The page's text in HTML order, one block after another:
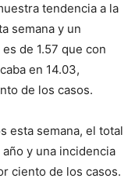
tendencia a la
semana y un
de 1.57 que con
en 14.03,
de los casos.
esta semana, el total
y una incidencia
ciento de los casos.